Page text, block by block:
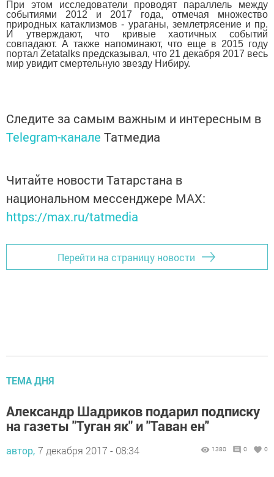
При этом исследователи проводят параллель между
событиями 2012 и 2017 года, отмечая множество
природных катаклизмов - ураганы, землетрясение и пр.
И утверждают, что кривые хаотичных событий
совпадают. А также напоминают, что еще в 2015 году
портал Zetatalks предсказывал, что 21 декабря 2017 весь
мир увидит смертельную звезду Нибиру.
Следите за самым важным и интересным в
Telegram-канале Татмедиа
Читайте новости Татарстана в
национальном мессенджере MАХ:
https://max.ru/tatmedia
Перейти на страницу новости
ТЕМА ДНЯ
Александр Шадриков подарил подписку
на газеты "Туган як" и "Таван ен"
автор, 7 декабря 2017 - 08:34 1380 0 0